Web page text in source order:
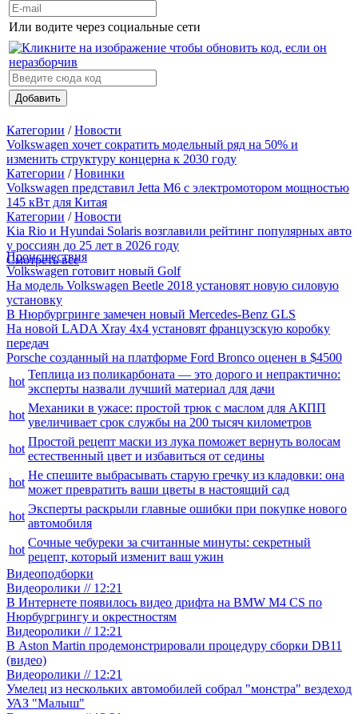
Или водите через социальные сети
Добавить
Категории /Новости
Volkswagen хочет сократить модельный ряд на 50% и
изменить структуру концерна к 2030 году
Категории /Новинки
Volkswagen представил Jetta M6 с электромотором мощностью
145 кВт для Китая
Категории /Новости
Kia Rio и Hyundai Solaris возглавили рейтинг популярных авто
у россиян до 25 лет в 2026 году
Смотреть все
Происшествия
Volkswagen готовит новый Golf
На модель Volkswagen Beetle 2018 установят новую силовую
установку
В Нюрбургринге замечен новый Mercedes-Benz GLS
На новой LADA Xray 4x4 установят французскую коробку
передач
Porsche созданный на платформе Ford Bronco оценен в $4500
hot
Теплица из поликарбоната — это дорого и непрактично:
эксперты назвали лучший материал для дачи
hot
Механики в ужасе: простой трюк с маслом для АКПП
увеличивает срок службы на 200 тысяч километров
hot
Простой рецепт маски из лука поможет вернуть волосам
естественный цвет и избавиться от седины
hot
Не спешите выбрасывать старую гречку из кладовки: она
может превратить ваши цветы в настоящий сад
hot
Эксперты раскрыли главные ошибки при покупке нового
автомобиля
hot
Сочные чебуреки за считанные минуты: секретный
рецепт, который изменит ваш ужин
Видеоподборки
Видеоролики // 12:21
В Интернете появилось видео дрифта на BMW M4 CS по
Нюрбургрингу и окрестностям
Видеоролики // 12:21
В Aston Martin продемонстрировали процедуру сборки DB11
(видео)
Видеоролики // 12:21
Умелец из нескольких автомобилей собрал "монстра" вездеход
УАЗ "Малыш"